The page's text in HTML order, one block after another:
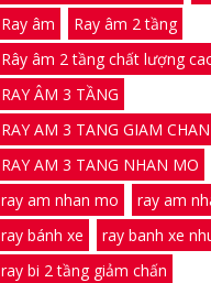
Ray âm
Ray âm 2 tầng
Rây âm 2 tầng chất lượng
RAY ÂM 3 TẦNG
RAY AM 3 TANG GIAM CHAN
RAY AM 3 TANG NHAN MO
ray am nhan mo
ray am
ray bánh xe
ray banh xe
ray bi 2 tầng giảm chấn